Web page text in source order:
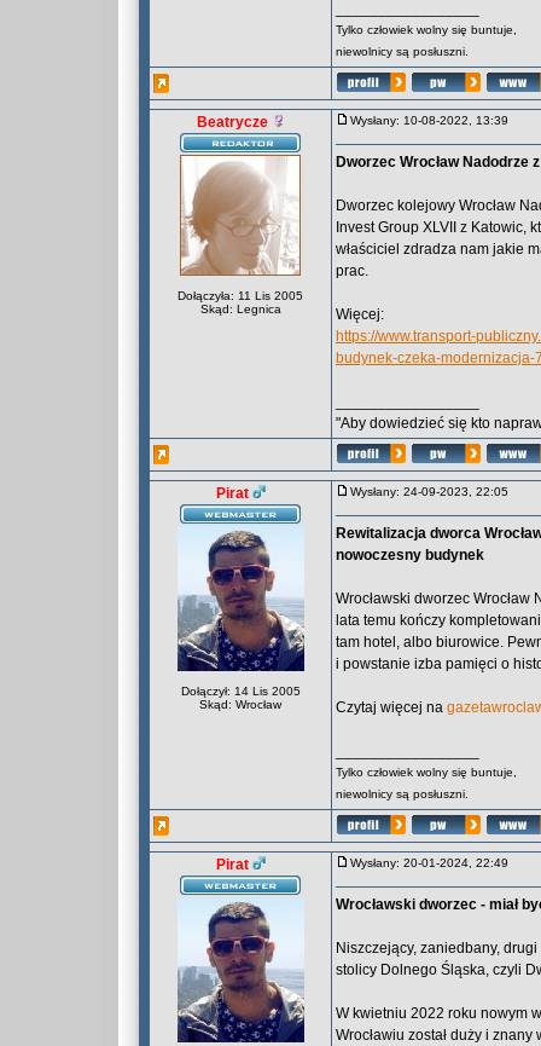
Tylko człowiek wolny się buntuje,
niewolnicy są posłuszni.
Beatrycze
Dołączyła: 11 Lis 2005
Skąd: Legnica
Wysłany: 10-08-2022, 13:39
Dworzec Wrocław Nadodrze
Dworzec kolejowy Wrocław
Invest Group XLVII z Katowic,
właściciel zdradza nam jakie
prac.
Więcej:
https://www.transport-
budynek-czeka-modernizacja-
"Aby dowiedzieć się kto
Pirat
Dołączył: 14 Lis 2005
Skąd: Wrocław
Wysłany: 24-09-2023, 22:05
Rewitalizacja dworca
nowoczesny budynek
Wrocławski dworzec
lata temu kończy
tam hotel, albo biurowice.
i powstanie izba pamięci o
Czytaj więcej na
Tylko człowiek wolny się buntuje,
niewolnicy są posłuszni.
Pirat Wysłany: 20-01-2024, 22:49
Wrocławski dworzec - miał
Niszczejący, zaniedbany,
stolicy Dolnego Śląska, czyli
W kwietniu 2022 roku nowym
Wrocławiu został duży i